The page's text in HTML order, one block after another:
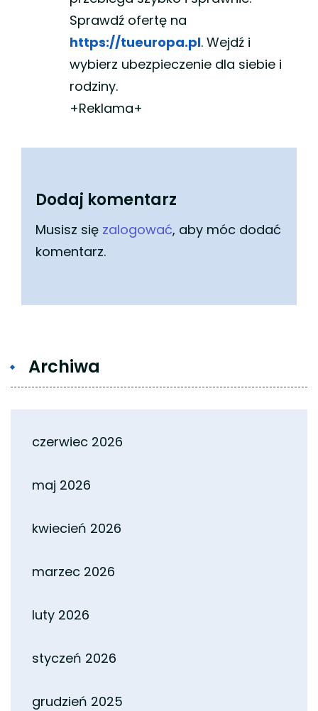
Sprawdź ofertę na
https://tueuropa.pl. Wejdź i
wybierz ubezpieczenie dla siebie i
rodziny.
+Reklama+
Dodaj komentarz
Musisz się zalogować, aby móc dodać
komentarz.
Archiwa
czerwiec 2026
maj 2026
kwiecień 2026
marzec 2026
luty 2026
styczeń 2026
grudzień 2025